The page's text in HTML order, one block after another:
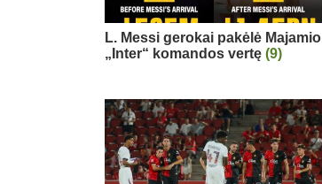
L. Messi gerokai pakėlė Majamio
„Inter“ komandos vertę (9)